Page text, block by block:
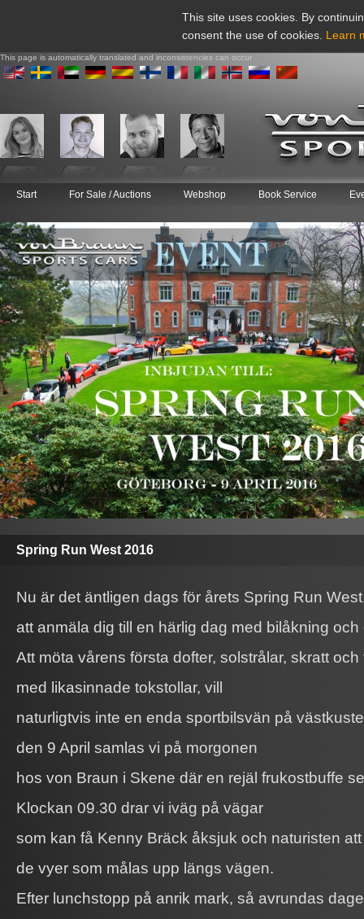
This site uses cookies. By
consent the use of cookies. Learn
This page is automatically translated and inconsistencies can occur
Start For Sale / Auctions Webshop Book Service
Spring Run West 2016
Nu är det äntligen dags för årets Spring Run
att anmäla dig till en härlig dag med bilåkning
Att möta vårens första dofter, solstrålar, skratt
med likasinnade tokstollar, vill
naturligtvis inte en enda sportbilsvän på
den 9 April samlas vi på morgonen
hos von Braun i Skene där en rejäl frukostbuffe
Klockan 09.30 drar vi iväg på vägar
som kan få Kenny Bräck åksjuk och naturisten
de vyer som målas upp längs vägen.
Efter lunchstopp på anrik mark, så avrundas